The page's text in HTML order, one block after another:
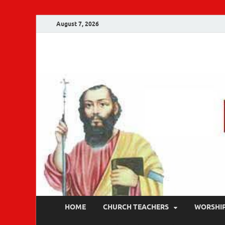
August 7, 2026
HOME CHURCH TEACHERS